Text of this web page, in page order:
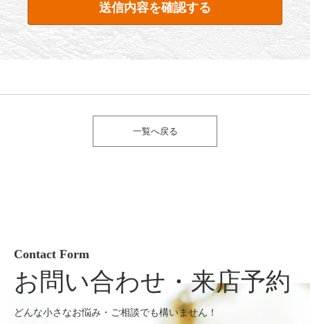
送信内容を確認する
一覧へ戻る
Contact Form
お問い合わせ・来店予約
どんな小さなお悩み・ご相談でも構いません！